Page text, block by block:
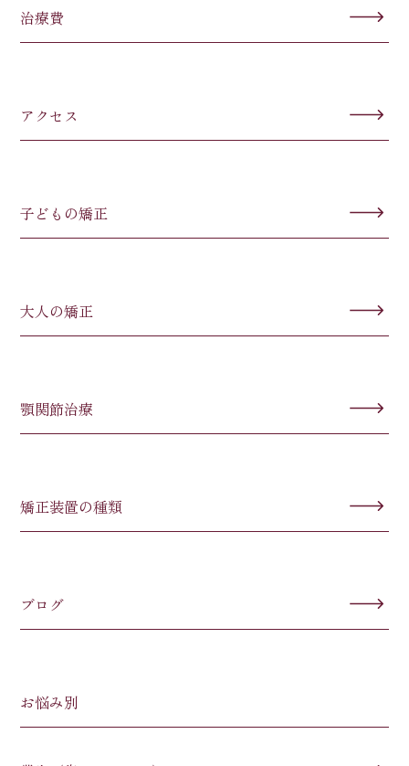
治療費
アクセス
子どもの矯正
大人の矯正
顎関節治療
矯正装置の種類
ブログ
お悩み別